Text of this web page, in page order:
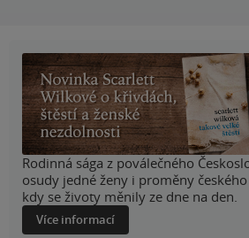
Rodinná sága z poválečného
osudy jedné ženy i proměny
kdy se životy měnily ze dne na den.
Více informací